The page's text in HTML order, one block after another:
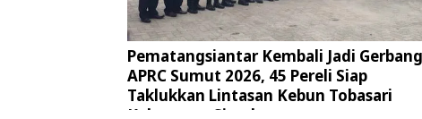
Pematangsiantar Kembali Jadi Gerbang
APRC Sumut 2026, 45 Pereli Siap
Taklukkan Lintasan Kebun Tobasari
Kabupaten Simalungun